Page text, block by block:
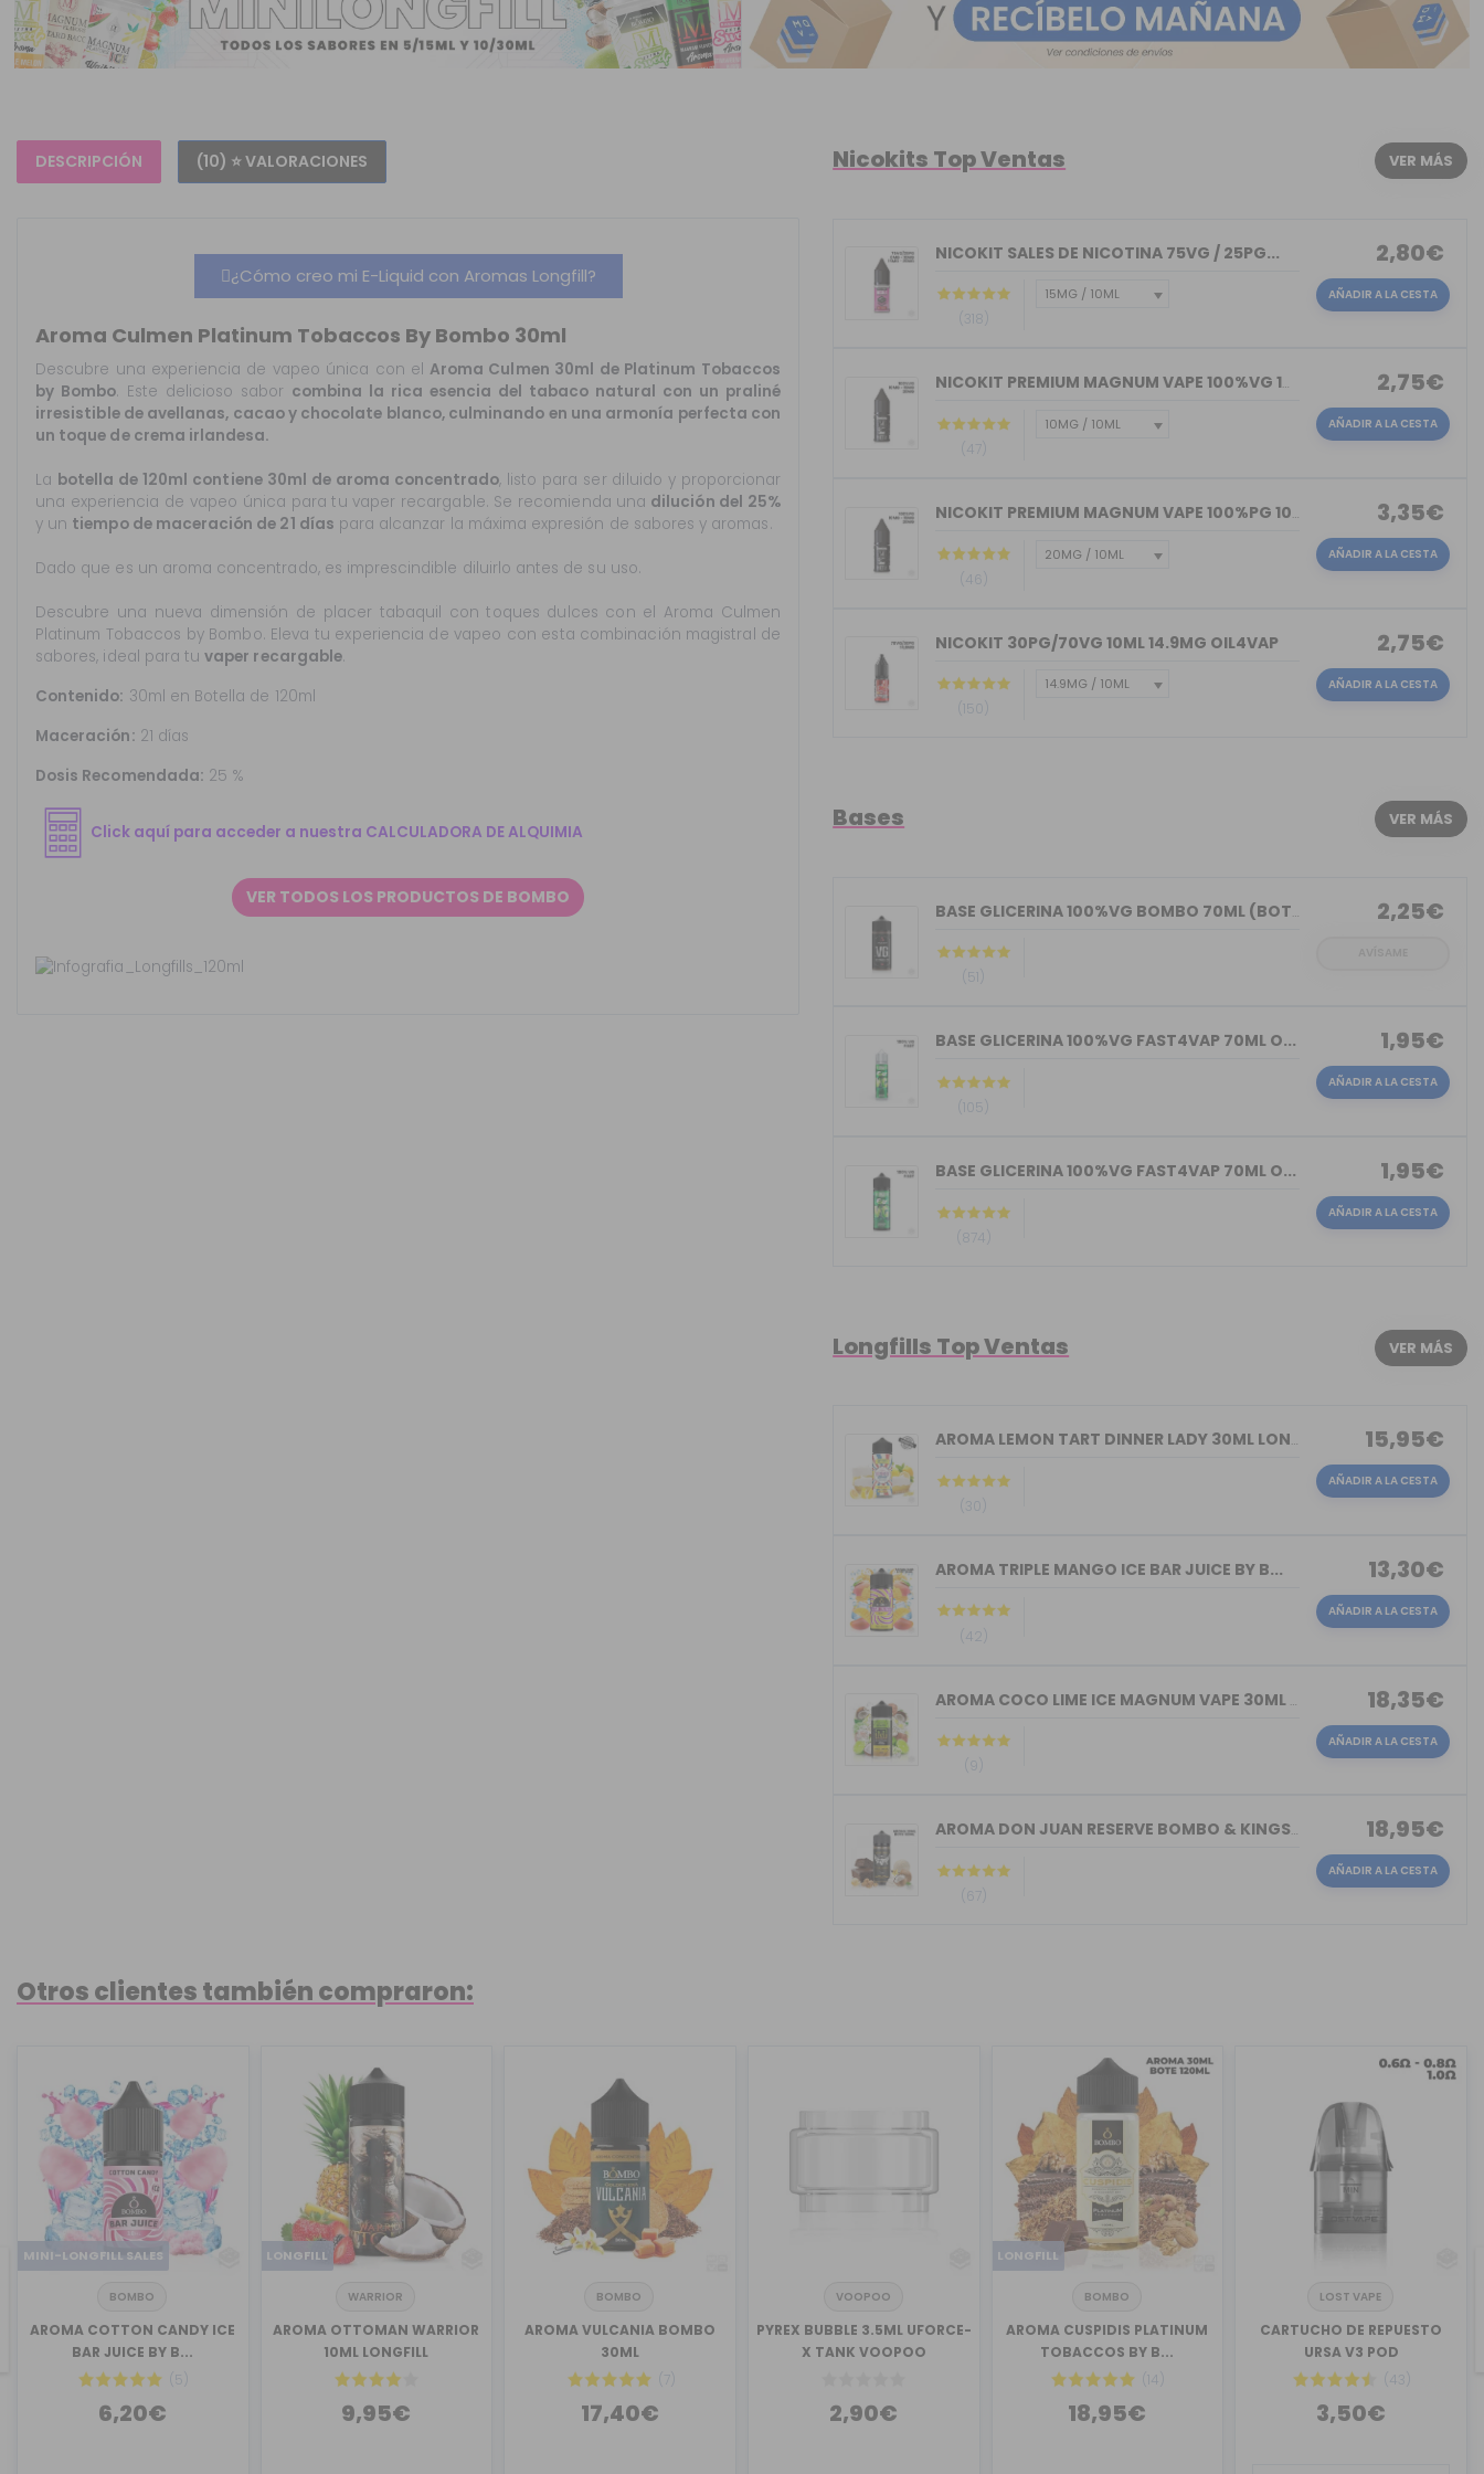
DESCRIPCIÓN (10) ⭐ VALORACIONES
¿Cómo creo mi E-Liquid con Aromas Longfill?
Aroma Culmen Platinum Tobaccos By Bombo 30ml
Descubre una experiencia de vapeo única con el Aroma Culmen 30ml de Platinum Tobaccos
by Bombo. Este delicioso sabor combina la rica esencia del tabaco natural con un praliné
irresistible de avellanas, cacao y chocolate blanco, culminando en una armonía perfecta con
un toque de crema irlandesa.
La botella de 120ml contiene 30ml de aroma concentrado, listo para ser diluido y proporcionar
una experiencia de vapeo única para tu vaper recargable. Se recomienda una dilución del 25%
y un tiempo de maceración de 21 días para alcanzar la máxima expresión de sabores y aromas.
Dado que es un aroma concentrado, es imprescindible diluirlo antes de su uso.
Descubre una nueva dimensión de placer tabaquil con toques dulces con el Aroma Culmen
Platinum Tobaccos by Bombo. Eleva tu experiencia de vapeo con esta combinación magistral de
sabores, ideal para tuvaper recargable.
Contenido: 30ml en Botella de 120ml
Maceración: 21 días
Dosis Recomendada: 25 %
Click aquí para acceder a nuestra CALCULADORA DE ALQUIMIA
VER TODOS LOS PRODUCTOS DE BOMBO
Nicokits Top Ventas VER MÁS
NICOKIT SALES DE NICOTINA 75VG / 25PG...
(318)
2,80€
AÑADIR A LA CESTA
NICOKIT PREMIUM MAGNUM VAPE 100%VG 10ML
(47)
2,75€
AÑADIR A LA CESTA
NICOKIT PREMIUM MAGNUM VAPE 100%PG 10ML
(46)
3,35€
AÑADIR A LA CESTA
NICOKIT 30PG/70VG 10ML 14.9MG OIL4VAP
(150)
2,75€
AÑADIR A LA CESTA
Bases VER MÁS
BASE GLICERINA 100%VG BOMBO 70ML (BOT...
(51)
2,25€
BASE GLICERINA 100%VG FAST4VAP 70ML O...
(105)
1,95€
AÑADIR A LA CESTA
BASE GLICERINA 100%VG FAST4VAP 70ML O...
(874)
1,95€
AÑADIR A LA CESTA
Longfills Top Ventas VER MÁS
AROMA LEMON TART DINNER LADY 30ML LON...
(30)
15,95€
AÑADIR A LA CESTA
AROMA TRIPLE MANGO ICE BAR JUICE BY B...
(42)
13,30€
AÑADIR A LA CESTA
AROMA COCO LIME ICE MAGNUM VAPE 30ML ...
(9)
18,35€
AÑADIR A LA CESTA
AROMA DON JUAN RESERVE BOMBO & KINGS ...
(67)
18,95€
AÑADIR A LA CESTA
Otros clientes también compraron:
MINI-LONGFILL SALES
BOMBO
AROMA COTTON CANDY ICE
BAR JUICE BY B...
(5)
6,20€
LONGFILL
WARRIOR
AROMA OTTOMAN WARRIOR
10ML LONGFILL
9,95€
BOMBO
AROMA VULCANIA BOMBO
30ML
(7)
17,40€
VOOPOO
PYREX BUBBLE 3.5ML UFORCE-
X TANK VOOPOO
2,90€
LONGFILL
BOMBO
AROMA CUSPIDIS PLATINUM
TOBACCOS BY B...
(14)
18,95€
LOST VAPE
CARTUCHO DE REPUESTO
URSA V3 POD
(43)
3,50€